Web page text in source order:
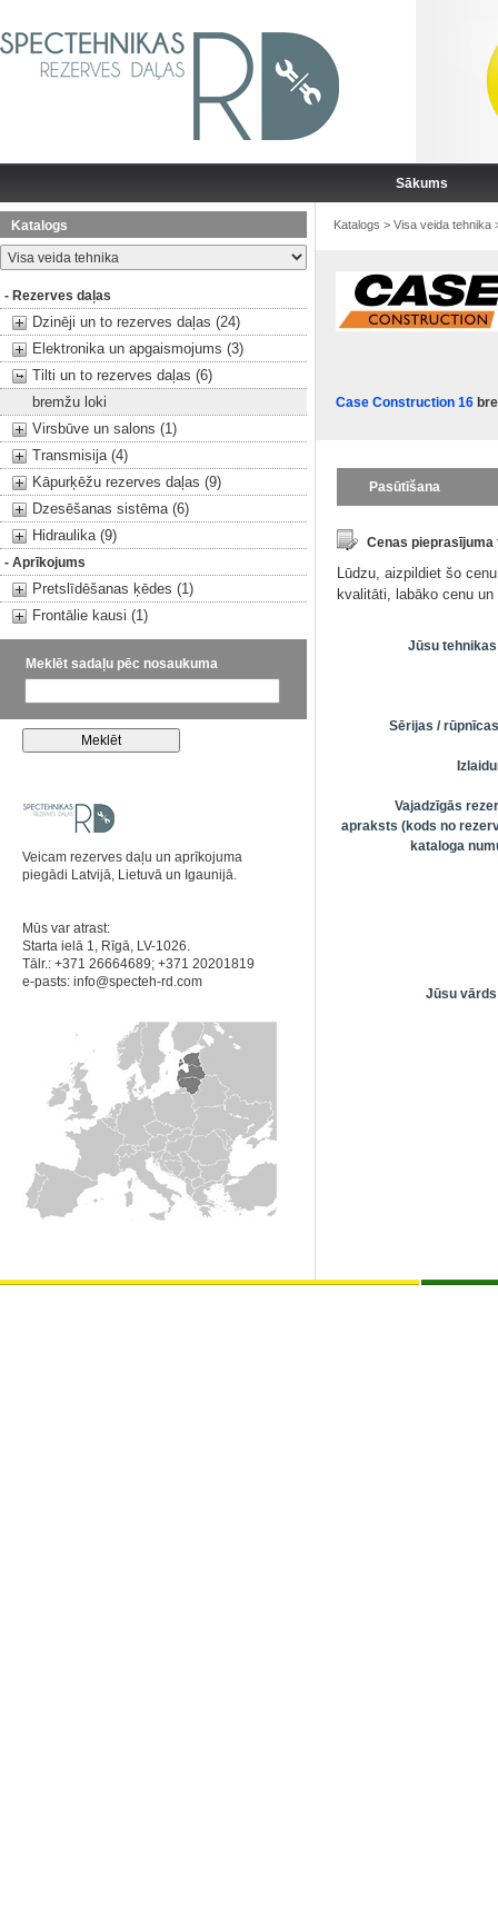
Sākums
Katalogs
- Rezerves daļas
Dzinēji un to rezerves daļas (24)
Elektronika un apgaismojums (3)
Tilti un to rezerves daļas (6)
bremžu loki
Virsbūve un salons (1)
Transmisija (4)
Kāpurķēžu rezerves daļas (9)
Dzesēšanas sistēma (6)
Hidraulika (9)
- Aprīkojums
Pretslīdēšanas ķēdes (1)
Frontālie kausi (1)
Meklēt sadaļu pēc nosaukuma
Veicam rezerves daļu un aprīkojuma
piegādi Latvijā, Lietuvā un Igaunijā.
Mūs var atrast:
Starta ielā 1, Rīgā, LV-1026.
Tālr.: +371 26664689; +371 20201819
e-pasts: info@specteh-rd.com
Katalogs > Visa veida tehnika
Case Construction 16
Pasūtīšana
Cenas pieprasījuma
Lūdzu, aizpildiet šo
kvalitāti, labāko cenu
Jūsu
Sērijas /
Vajadzīgās
apraksts (kods no
kataloga
Jūsu